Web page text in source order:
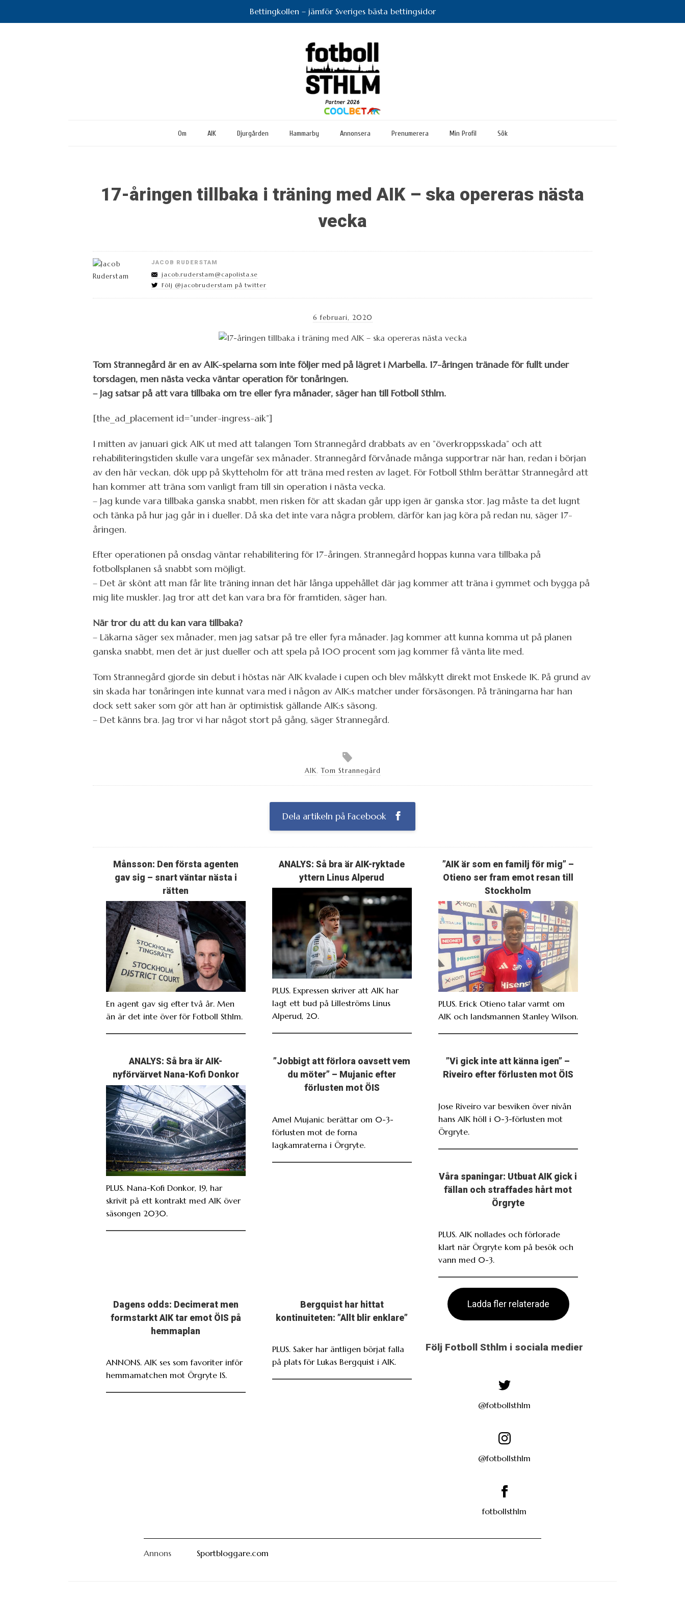
Bettingkollen – jämför Sveriges bästa bettingsidor
Om AIK Djurgården Hammarby Annonsera Prenumerera Min Profil Sök
17-åringen tillbaka i träning med AIK – ska opereras nästa
vecka
JACOB RUDERSTAM
jacob.ruderstam@capolista.se
Följ @jacobruderstam på twitter
6 februari, 2020
Tom Strannegård är en av AIK-spelarna som inte följer med på lägret i Marbella. 17-åringen tränade för fullt under
torsdagen, men nästa vecka väntar operation för tonåringen.
– Jag satsar på att vara tillbaka om tre eller fyra månader, säger han till Fotboll Sthlm.
[the_ad_placement id=”under-ingress-aik”]
I mitten av januari gick AIK ut med att talangen Tom Strannegård drabbats av en ”överkroppsskada” och att
rehabiliteringstiden skulle vara ungefär sex månader. Strannegård förvånade många supportrar när han, redan i början
av den här veckan, dök upp på Skytteholm för att träna med resten av laget. För Fotboll Sthlm berättar Strannegård att
han kommer att träna som vanligt fram till sin operation i nästa vecka.
– Jag kunde vara tillbaka ganska snabbt, men risken för att skadan går upp igen är ganska stor. Jag måste ta det lugnt
och tänka på hur jag går in i dueller. Då ska det inte vara några problem, därför kan jag köra på redan nu, säger 17-
åringen.
Efter operationen på onsdag väntar rehabilitering för 17-åringen. Strannegård hoppas kunna vara tillbaka på
fotbollsplanen så snabbt som möjligt.
– Det är skönt att man får lite träning innan det här långa uppehållet där jag kommer att träna i gymmet och bygga på
mig lite muskler. Jag tror att det kan vara bra för framtiden, säger han.
När tror du att du kan vara tillbaka?
– Läkarna säger sex månader, men jag satsar på tre eller fyra månader. Jag kommer att kunna komma ut på planen
ganska snabbt, men det är just dueller och att spela på 100 procent som jag kommer få vänta lite med.
Tom Strannegård gjorde sin debut i höstas när AIK kvalade i cupen och blev målskytt direkt mot Enskede IK. På grund av
sin skada har tonåringen inte kunnat vara med i någon av AIK:s matcher under försäsongen. På träningarna har han
dock sett saker som gör att han är optimistisk gällande AIK:s säsong.
– Det känns bra. Jag tror vi har något stort på gång, säger Strannegård.
AIK,Tom Strannegård
Dela artikeln på Facebook
Månsson: Den första agenten
gav sig – snart väntar nästa i
rätten
En agent gav sig efter två år. Men
än är det inte över för Fotboll Sthlm.
ANALYS: Så bra är AIK-ryktade
yttern Linus Alperud
PLUS. Expressen skriver att AIK har
lagt ett bud på Lilleströms Linus
Alperud, 20.
”AIK är som en familj för mig” –
Otieno ser fram emot resan till
Stockholm
PLUS. Erick Otieno talar varmt om
AIK och landsmannen Stanley Wilson.
ANALYS: Så bra är AIK-
nyförvärvet Nana-Kofi Donkor
PLUS. Nana-Kofi Donkor, 19, har
skrivit på ett kontrakt med AIK över
säsongen 2030.
”Jobbigt att förlora oavsett vem
du möter” – Mujanic efter
förlusten mot ÖIS
Amel Mujanic berättar om 0-3-
förlusten mot de forna
lagkamraterna i Örgryte.
”Vi gick inte att känna igen” –
Riveiro efter förlusten mot ÖIS
Jose Riveiro var besviken över nivån
hans AIK höll i 0-3-förlusten mot
Örgryte.
Våra spaningar: Utbuat AIK gick i
fällan och straffades hårt mot
Örgryte
PLUS. AIK nollades och förlorade
klart när Örgryte kom på besök och
vann med 0-3.
Dagens odds: Decimerat men
formstarkt AIK tar emot ÖIS på
hemmaplan
ANNONS. AIK ses som favoriter inför
hemmamatchen mot Örgryte IS.
Bergquist har hittat
kontinuiteten: ”Allt blir enklare”
PLUS. Saker har äntligen börjat falla
på plats för Lukas Bergquist i AIK.
Ladda fler relaterade
Följ Fotboll Sthlm i sociala medier
@fotbollsthlm
@fotbollsthlm
fotbollsthlm
Annons Sportbloggare.com